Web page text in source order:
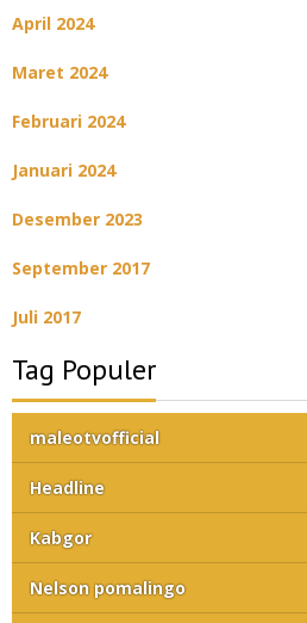
April 2024
Maret 2024
Februari 2024
Januari 2024
Desember 2023
September 2017
Juli 2017
Tag Populer
maleotvofficial
Headline
Kabgor
Nelson pomalingo